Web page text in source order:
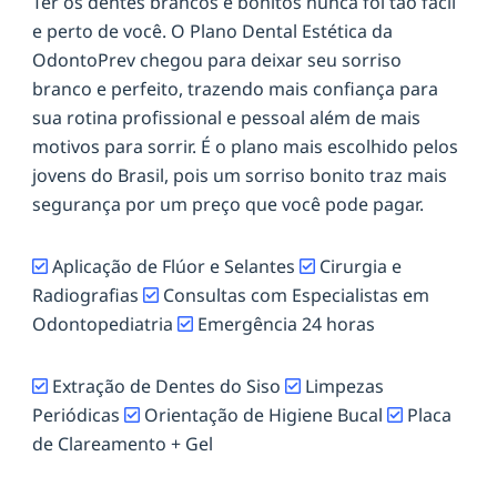
e perto de você. O Plano Dental Estética da
OdontoPrev chegou para deixar seu sorriso
branco e perfeito, trazendo mais confiança para
sua rotina profissional e pessoal além de mais
motivos para sorrir. É o plano mais escolhido pelos
jovens do Brasil, pois um sorriso bonito traz mais
segurança por um preço que você pode pagar.
Aplicação de Flúor e Selantes
Cirurgia e
Radiografias
Consultas com Especialistas em
Odontopediatria
Emergência 24 horas
Extração de Dentes do Siso
Limpezas
Periódicas
Orientação de Higiene Bucal
Placa
de Clareamento + Gel